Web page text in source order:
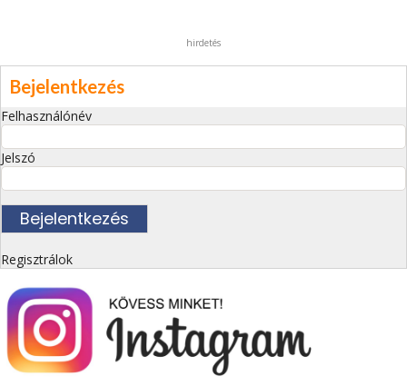
hirdetés
Bejelentkezés
Felhasználónév
Jelszó
Regisztrálok